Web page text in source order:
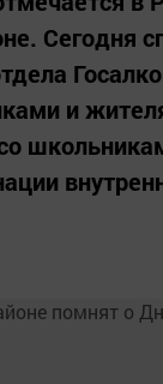
Сегодня
и